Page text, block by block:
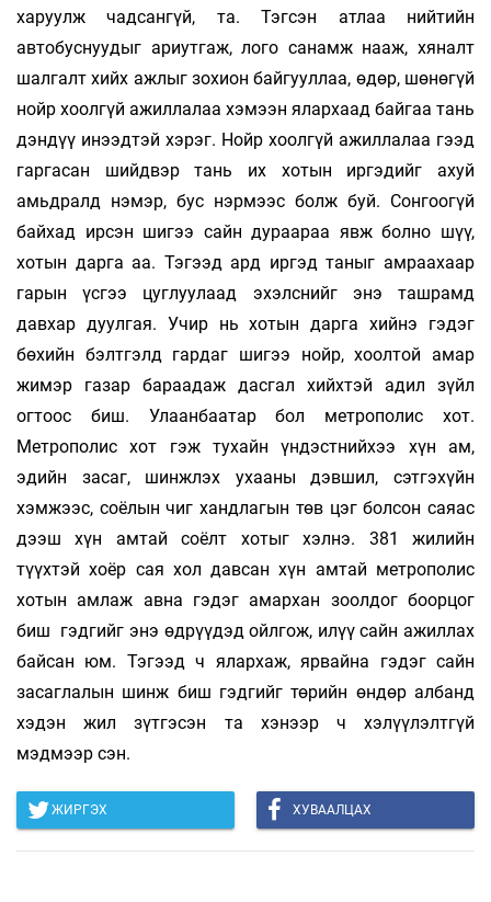
харуулж чадсангүй, та. Тэгсэн атлаа нийтийн
автобуснуудыг ариутгаж, лого санамж нааж, хяналт
шалгалт хийх ажлыг зохион байгууллаа, өдөр, шөнөгүй
нойр хоолгүй ажиллалаа хэмээн ялархаад байгаа тань
дэндүү инээдтэй хэрэг. Нойр хоолгүй ажиллалаа гээд
гаргасан шийдвэр тань их хотын иргэдийг ахуй
амьдралд нэмэр, бус нэрмээс болж буй. Сонгоогүй
байхад ирсэн шигээ сайн дураараа явж болно шүү,
хотын дарга аа. Тэгээд ард иргэд таныг амраахаар
гарын үсгээ цуглуулаад эхэлснийг энэ ташрамд
давхар дуулгая. Учир нь хотын дарга хийнэ гэдэг
бөхийн бэлтгэлд гардаг шигээ нойр, хоолтой амар
жимэр газар бараадаж дасгал хийхтэй адил зүйл
огтоос биш. Улаанбаатар бол метрополис хот.
Метрополис хот гэж тухайн үндэстнийхээ хүн ам,
эдийн засаг, шинжлэх ухааны дэвшил, сэтгэхүйн
хэмжээс, соёлын чиг хандлагын төв цэг болсон саяас
дээш хүн амтай соёлт хотыг хэлнэ. 381 жилийн
түүхтэй хоёр сая хол давсан хүн амтай метрополис
хотын амлаж авна гэдэг амархан зоолдог боорцог
биш гэдгийг энэ өдрүүдэд ойлгож, илүү сайн ажиллах
байсан юм. Тэгээд ч ялархаж, ярвайна гэдэг сайн
засаглалын шинж биш гэдгийг төрийн өндөр албанд
хэдэн жил зүтгэсэн та хэнээр ч хэлүүлэлтгүй
мэдмээр сэн.
ЖИРГЭХ ХУВААЛЦАХ